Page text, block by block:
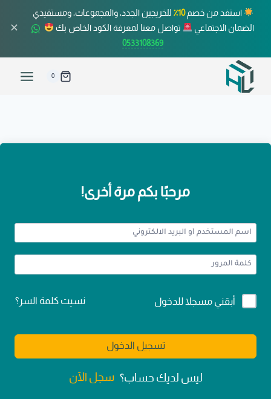
استفد من خصم10٪
للخريجين الجدد، والمجموعات، ومستفيدي
الضمان الاجتماعي
تواصل معنا لمعرفة الكود الخاص بك
0533108369
✕
0
مرحبًا بكم مرة أخرى!
Alternative:
أبقني مسجلا للدخول نسيت كلمة السر؟
تسجيل الدخول
ليس لديك حساب؟ سجل الآن